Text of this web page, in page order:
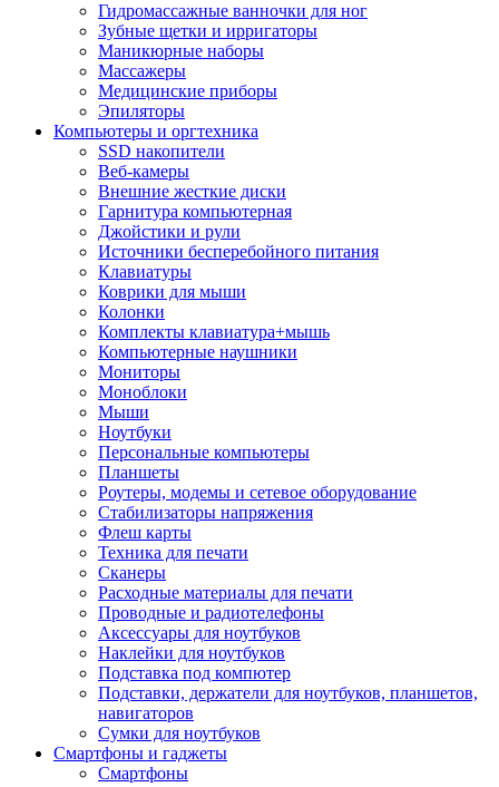
Гидромассажные ванночки для ног
Зубные щетки и ирригаторы
Маникюрные наборы
Массажеры
Медицинские приборы
Эпиляторы
Компьютеры и оргтехника
SSD накопители
Веб-камеры
Внешние жесткие диски
Гарнитура компьютерная
Джойстики и рули
Источники бесперебойного питания
Клавиатуры
Коврики для мыши
Колонки
Комплекты клавиатура+мышь
Компьютерные наушники
Мониторы
Моноблоки
Мыши
Ноутбуки
Персональные компьютеры
Планшеты
Роутеры, модемы и сетевое оборудование
Стабилизаторы напряжения
Флеш карты
Техника для печати
Сканеры
Расходные материалы для печати
Проводные и радиотелефоны
Аксессуары для ноутбуков
Наклейки для ноутбуков
Подставка под компютер
Подставки, держатели для ноутбуков, планшетов,
навигаторов
Сумки для ноутбуков
Смартфоны и гаджеты
Смартфоны